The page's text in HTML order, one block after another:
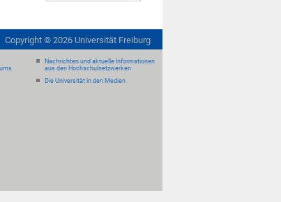
Copyright © 2026 Universität Freiburg
Nachrichten und aktuelle Informationen
aus den Hochschulnetzwerken
Die Universität in den Medien